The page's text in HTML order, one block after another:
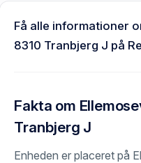
Få alle informationer
8310 Tranbjerg J på
Fakta om
Tranbjerg J
Enheden er placeret på